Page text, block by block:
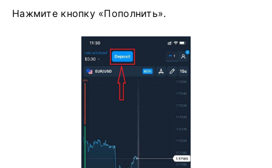
Нажмите кнопку «Пополнить».